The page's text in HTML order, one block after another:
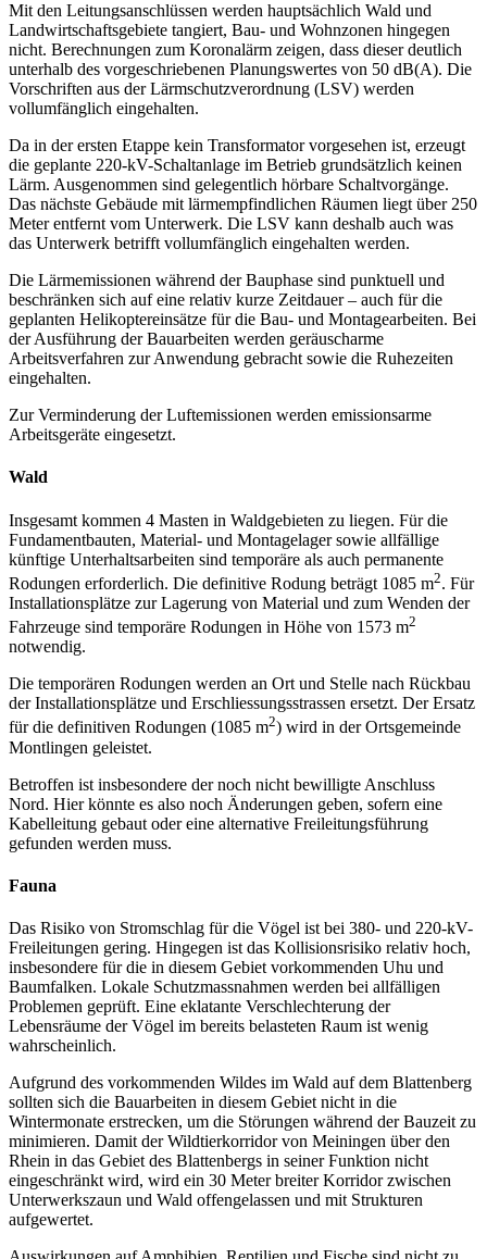
Mit den Leitungsanschlüssen werden hauptsächlich Wald und
Landwirtschaftsgebiete tangiert, Bau- und Wohnzonen hingegen
nicht. Berechnungen zum Koronalärm zeigen, dass dieser deutlich
unterhalb des vorgeschriebenen Planungswertes von 50 dB(A). Die
Vorschriften aus der Lärmschutzverordnung (LSV) werden
vollumfänglich eingehalten.
Da in der ersten Etappe kein Transformator vorgesehen ist, erzeugt
die geplante 220-kV-Schaltanlage im Betrieb grundsätzlich keinen
Lärm. Ausgenommen sind gelegentlich hörbare Schaltvorgänge.
Das nächste Gebäude mit lärmempfindlichen Räumen liegt über 250
Meter entfernt vom Unterwerk. Die LSV kann deshalb auch was
das Unterwerk betrifft vollumfänglich eingehalten werden.
Die Lärmemissionen während der Bauphase sind punktuell und
beschränken sich auf eine relativ kurze Zeitdauer – auch für die
geplanten Helikoptereinsätze für die Bau- und Montagearbeiten. Bei
der Ausführung der Bauarbeiten werden geräuscharme
Arbeitsverfahren zur Anwendung gebracht sowie die Ruhezeiten
eingehalten.
Zur Verminderung der Luftemissionen werden emissionsarme
Arbeitsgeräte eingesetzt.
Wald
Insgesamt kommen 4 Masten in Waldgebieten zu liegen. Für die
Fundamentbauten, Material- und Montagelager sowie allfällige
künftige Unterhaltsarbeiten sind temporäre als auch permanente
Rodungen erforderlich. Die definitive Rodung beträgt 1085 m2. Für
Installationsplätze zur Lagerung von Material und zum Wenden der
Fahrzeuge sind temporäre Rodungen in Höhe von 1573 m2
notwendig.
Die temporären Rodungen werden an Ort und Stelle nach Rückbau
der Installationsplätze und Erschliessungsstrassen ersetzt. Der Ersatz
für die definitiven Rodungen (1085 m2) wird in der Ortsgemeinde
Montlingen geleistet.
Betroffen ist insbesondere der noch nicht bewilligte Anschluss
Nord. Hier könnte es also noch Änderungen geben, sofern eine
Kabelleitung gebaut oder eine alternative Freileitungsführung
gefunden werden muss.
Fauna
Das Risiko von Stromschlag für die Vögel ist bei 380- und 220-kV-
Freileitungen gering. Hingegen ist das Kollisionsrisiko relativ hoch,
insbesondere für die in diesem Gebiet vorkommenden Uhu und
Baumfalken. Lokale Schutzmassnahmen werden bei allfälligen
Problemen geprüft. Eine eklatante Verschlechterung der
Lebensräume der Vögel im bereits belasteten Raum ist wenig
wahrscheinlich.
Aufgrund des vorkommenden Wildes im Wald auf dem Blattenberg
sollten sich die Bauarbeiten in diesem Gebiet nicht in die
Wintermonate erstrecken, um die Störungen während der Bauzeit zu
minimieren. Damit der Wildtierkorridor von Meiningen über den
Rhein in das Gebiet des Blattenbergs in seiner Funktion nicht
eingeschränkt wird, wird ein 30 Meter breiter Korridor zwischen
Unterwerkszaun und Wald offengelassen und mit Strukturen
aufgewertet.